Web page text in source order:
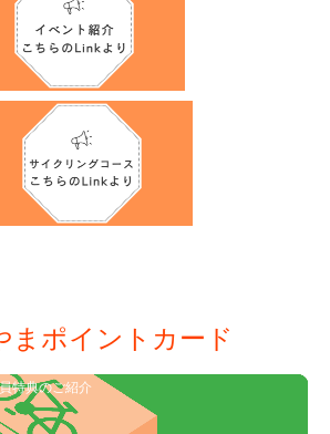
まポイントカード
特典のご紹介